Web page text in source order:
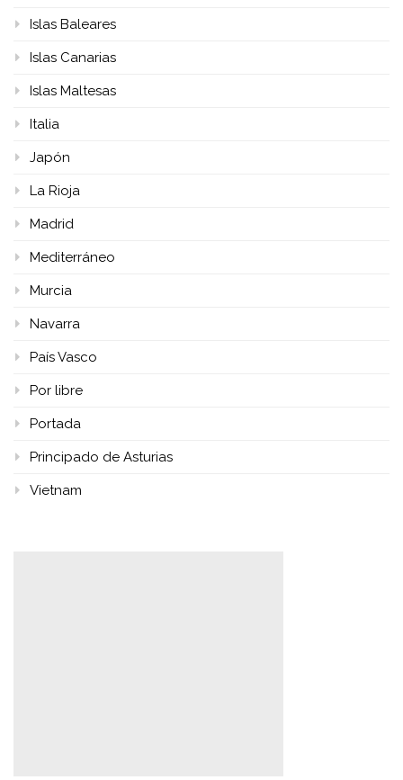
Islas Baleares
Islas Canarias
Islas Maltesas
Italia
Japón
La Rioja
Madrid
Mediterráneo
Murcia
Navarra
País Vasco
Por libre
Portada
Principado de Asturias
Vietnam